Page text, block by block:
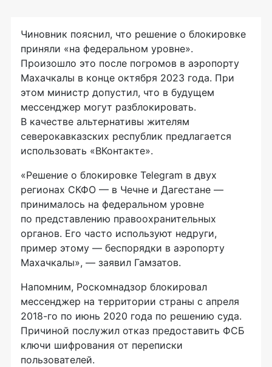
Чиновник пояснил, что решение о блокировке
приняли «на федеральном уровне».
Произошло это после погромов в аэропорту
Махачкалы в конце октября 2023 года. При
этом министр допустил, что в будущем
мессенджер могут разблокировать.
В качестве альтернативы жителям
северокавказских республик предлагается
использовать «ВКонтакте».
«Решение о блокировке Telegram в двух
регионах СКФО — в Чечне и Дагестане —
принималось на федеральном уровне
по представлению правоохранительных
органов. Его часто используют недруги,
пример этому — беспорядки в аэропорту
Махачкалы», — заявил Гамзатов.
Напомним, Роскомнадзор блокировал
мессенджер на территории страны с апреля
2018-го по июнь 2020 года по решению суда.
Причиной послужил отказ предоставить ФСБ
ключи шифрования от переписки
пользователей.